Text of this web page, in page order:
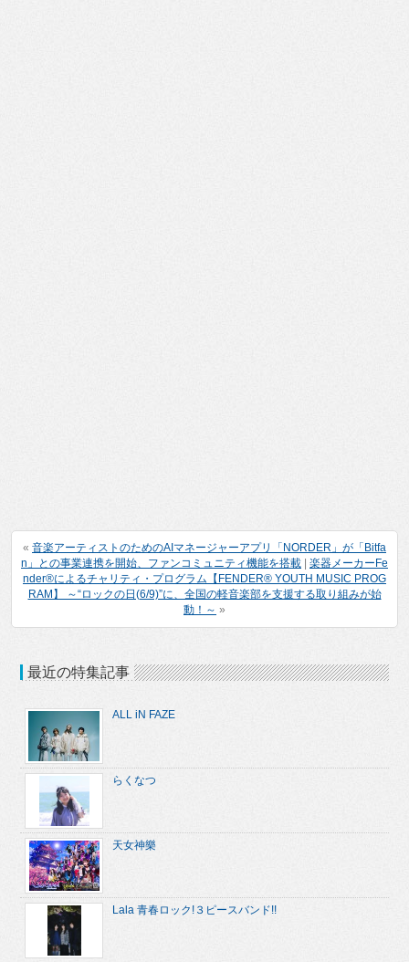
« 音楽アーティストのためのAIマネージャーアプリ「NORDER」が「Bitfa
n」との事業連携を開始、ファンコミュニティ機能を搭載
楽器メーカーFe
nder®によるチャリティ・プログラム【FENDER®︎ YOUTH MUSIC PROG
RAM】 ～“ロックの日(6/9)”に、全国の軽音楽部を支援する取り組みが始
動！～ »
最近の特集記事
ALL iN FAZE
らくなつ
天女神樂
Lala 青春ロック!３ピースバンド!!